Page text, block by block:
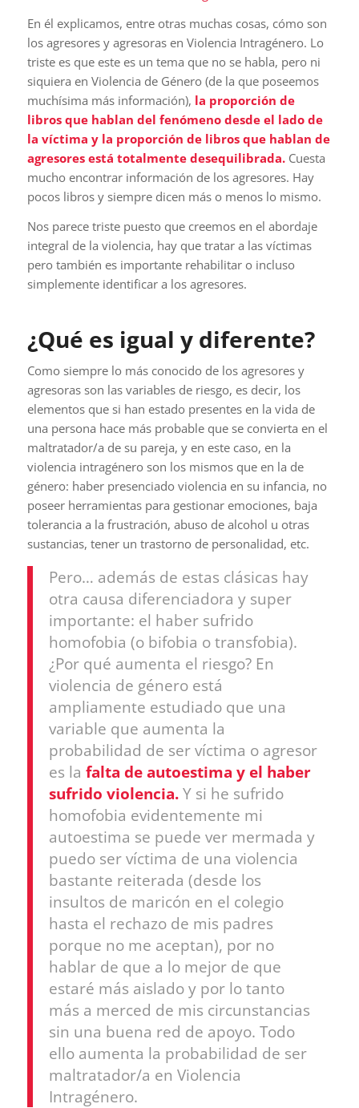
En él explicamos, entre otras muchas cosas, cómo son
los agresores y agresoras en Violencia Intragénero. Lo
triste es que este es un tema que no se habla, pero ni
siquiera en Violencia de Género (de la que poseemos
muchísima más información), la proporción de
libros que hablan del fenómeno desde el lado de
la víctima y la proporción de libros que hablan de
agresores está totalmente desequilibrada.Cuesta
mucho encontrar información de los agresores. Hay
pocos libros y siempre dicen más o menos lo mismo.
Nos parece triste puesto que creemos en el abordaje
integral de la violencia, hay que tratar a las víctimas
pero también es importante rehabilitar o incluso
simplemente identificar a los agresores.
¿Qué es igual y diferente?
Como siempre lo más conocido de los agresores y
agresoras son las variables de riesgo, es decir, los
elementos que si han estado presentes en la vida de
una persona hace más probable que se convierta en el
maltratador/a de su pareja, y en este caso, en la
violencia intragénero son los mismos que en la de
género: haber presenciado violencia en su infancia, no
poseer herramientas para gestionar emociones, baja
tolerancia a la frustración, abuso de alcohol u otras
sustancias, tener un trastorno de personalidad, etc.
Pero… además de estas clásicas hay
otra causa diferenciadora y super
importante: el haber sufrido
homofobia (o bifobia o transfobia).
¿Por qué aumenta el riesgo? En
violencia de género está
ampliamente estudiado que una
variable que aumenta la
probabilidad de ser víctima o agresor
es la falta de autoestima y el haber
sufrido violencia.Y si he sufrido
homofobia evidentemente mi
autoestima se puede ver mermada y
puedo ser víctima de una violencia
bastante reiterada (desde los
insultos de maricón en el colegio
hasta el rechazo de mis padres
porque no me aceptan), por no
hablar de que a lo mejor de que
estaré más aislado y por lo tanto
más a merced de mis circunstancias
sin una buena red de apoyo. Todo
ello aumenta la probabilidad de ser
maltratador/a en Violencia
Intragénero.